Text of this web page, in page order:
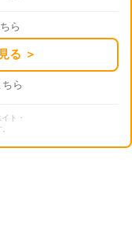
ら
る ＞
ら
ト・